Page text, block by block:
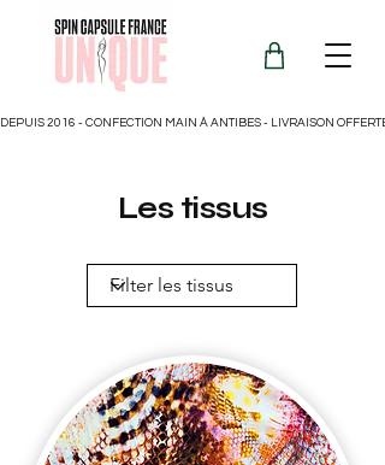
DEPUIS 2016 - CONFECTION MAIN À ANTIBES - LIVRAISON
Les tissus